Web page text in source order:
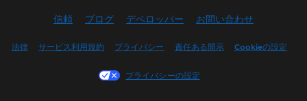
English (UK)
Français (Canada)
信頼 ブログ デベロッパー お問い合わせ
法律 サービス利用規約 プライバシー 責任ある開示 Cookieの設定
プライバシーの設定